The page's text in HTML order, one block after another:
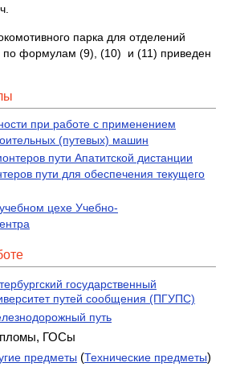
парка для отделений
по формулам (9), (10) и (11) приведен
при работе с применением
(путевых) машин
пути Апатитской дистанции
пути для обеспечения текущего
цехе Учебно-
государственный
путей сообщения (ПГУПС)
путь
ГОСы
предметы (Технические предметы)